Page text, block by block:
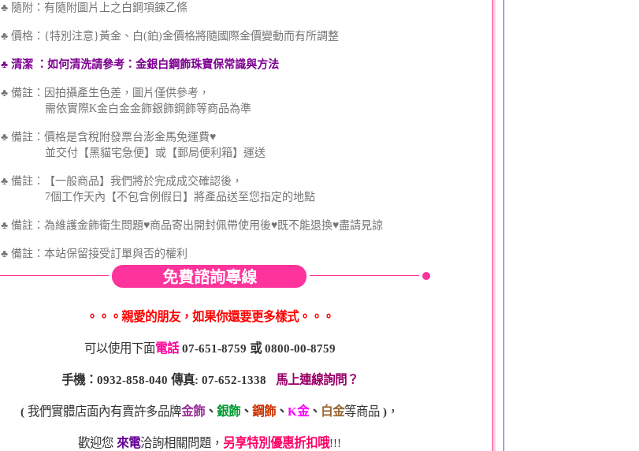
♣ 隨附：有隨附圖片上之白鋼項鍊乙條
♣ 價格：{特別注意}黃金、白(鉑)金價格將隨國際金價變動而有所調整
♣ 清潔：如何清洗請參考：金銀白鋼飾珠寶保常識與方法
♣ 備註：因拍攝產生色差，圖片僅供參考，
需依實際K金白金金飾銀飾鋼飾等商品為準
♣ 備註：價格是含稅附發票台澎金馬免運費♥
並交付【黑貓宅急便】或【郵局便利箱】運送
♣ 備註：【一般商品】我們將於完成成交確認後，
7個工作天內【不包含例假日】將產品送至您指定的地點
♣ 備註：為維護金飾衛生問題♥商品寄出開封佩帶使用後♥既不能退換♥盡請見諒
♣ 備註：本站保留接受訂單與否的權利
免費諮詢專線
。。。親愛的朋友，如果你還要更多樣式。。。
可以使用下面電話 07-651-8759 或0800-00-8759
手機：0932-858-040 傳真: 07-652-1338 馬上連線詢問？
( 我們實體店面內有賣許多品牌金飾、 銀飾、 鋼飾、 K金、 白金等商品 ) ，
歡迎您 來電洽詢相關問題， 另享特別優惠折扣哦!!!